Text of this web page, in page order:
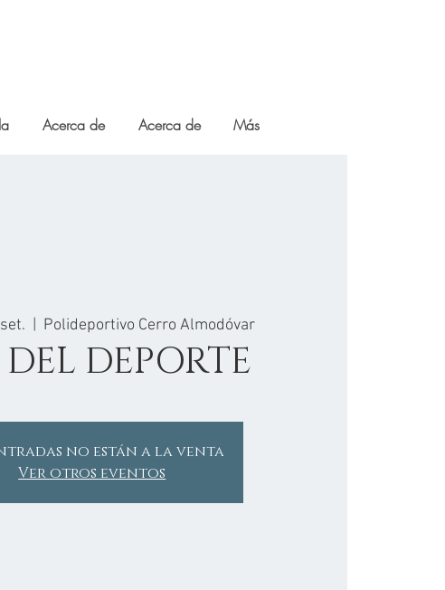
Acerca de Acerca de Más
  |
Polideportivo Cerro Almodóvar
DEPORTE
no están a la venta
Ver otros eventos